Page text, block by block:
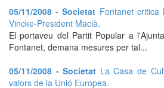
05/11/2008 - Societat Fontanet
Vincke-President Macià.
El portaveu del Partit Popular a
Fontanet, demana mesures per tal...
05/11/2008 - Societat La Casa de
valors de la Unió Europea.